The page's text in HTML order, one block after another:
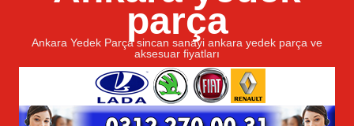
parça
Ankara Yedek Parça sincan sanayi ankara yedek parça ve
aksesuar fiyatları